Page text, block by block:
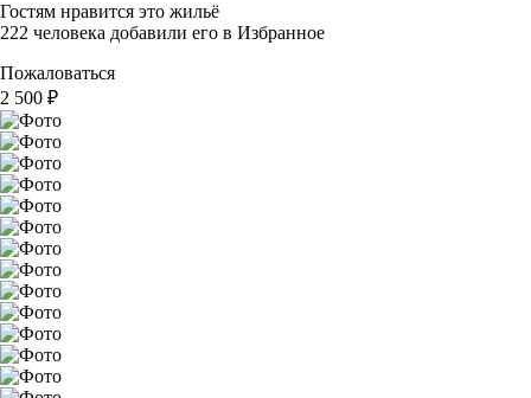
Гостям нравится это жильё
222 человека добавили его в Избранное
Пожаловаться
2 500 ₽